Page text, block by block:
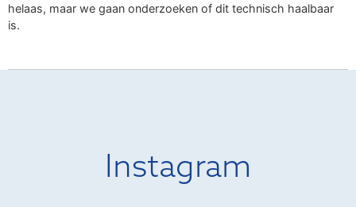
helaas, maar we gaan onderzoeken of dit technisch haalbaar
is.
Instagram